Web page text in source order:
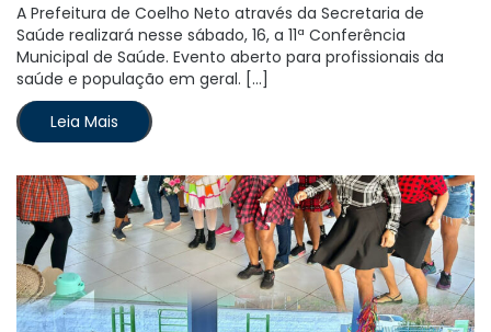
A Prefeitura de Coelho Neto através da Secretaria de
Saúde realizará nesse sábado, 16, a 11ª Conferência
Municipal de Saúde. Evento aberto para profissionais da
saúde e população em geral. […]
Leia Mais